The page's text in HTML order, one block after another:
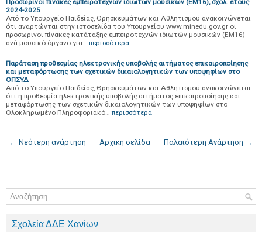
Προσωρινοί πίνακες εμπειροτεχνών ιδιωτών μουσικών (ΕΜ16), σχολ. έτους
2024-2025
Από το Υπουργείο Παιδείας, Θρησκευμάτων και Αθλητισμού ανακοινώνεται
ότι αναρτώνται στην ιστοσελίδα του Υπουργείου www.minedu.gov.gr οι
προσωρινοί πίνακες κατάταξης εμπειροτεχνών ιδιωτών μουσικών (ΕΜ16)
ανά μουσικό όργανο για… περισσότερα
Παράταση προθεσμίας ηλεκτρονικής υποβολής αιτήματος επικαιροποίησης
και μεταφόρτωσης των σχετικών δικαιολογητικών των υποψηφίων στο
ΟΠΣΥΔ
Από το Υπουργείο Παιδείας, Θρησκευμάτων και Αθλητισμού ανακοινώνεται
ότι η προθεσμία ηλεκτρονικής υποβολής αιτήματος επικαιροποίησης και
μεταφόρτωσης των σχετικών δικαιολογητικών των υποψηφίων στο
Ολοκληρωμένο Πληροφοριακό… περισσότερα
← Νεότερη ανάρτηση Παλαιότερη Ανάρτηση →
Αρχική σελίδα
Σχολεία ΔΔΕ Χανίων